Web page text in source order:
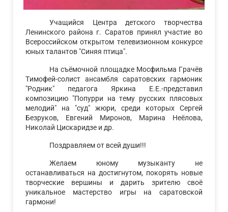
Учащийся Центра детского творчества
Ленинского района г. Саратов принял участие во
Всероссийском открытом телевизионном конкурсе
юных талантов "Синяя птица".
На съёмочной площадке Мосфильма Грачёв
Тимофей-солист ансамбля саратовских гармоник
"Родник" педагога Яркина Е.Е.-представил
композицию "Попурри на тему русских плясовых
мелодий" на "суд" жюри, среди которых Сергей
Безруков, Евгений Миронов, Марина Неёлова,
Николай Цискаридзе и др.
Поздравляем от всей души!!!
Желаем юному музыканту не
останавливаться на достигнутом, покорять новые
творческие вершины и дарить зрителю своё
уникальное мастерство игры на саратовской
гармони!